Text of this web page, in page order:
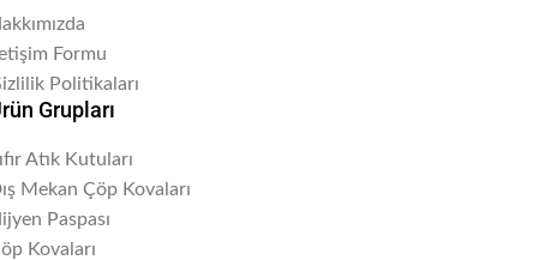
Formu
Politikaları
Grupları
Atık Kutuları
Mekan Çöp Kovaları
Paspası
Kovaları